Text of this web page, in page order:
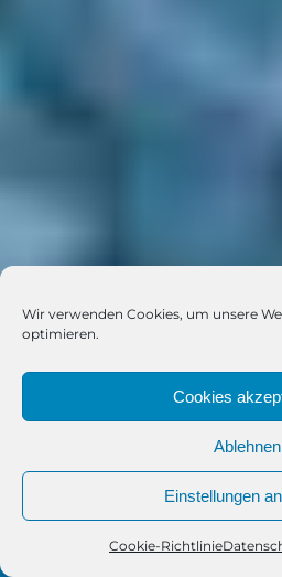
Wir verwenden Cookies, um unsere
optimieren.
Cookies
Ablehnen
Einstellungen
Cookie-Richtlinie
Telefon Kontakt